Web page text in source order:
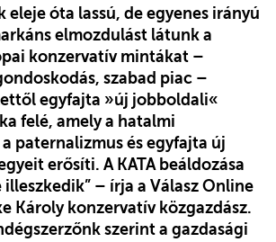
eleje óta lassú, de egyenes irányú
elmozdulást látunk a
konzervatív mintákat –
szabad piac –
egyfajta »új jobboldali«
felé, amely a hatalmi
paternalizmus és egyfajta új
erősíti. A KATA beáldozása
– írja a Válasz Online
Károly konzervatív közgazdász.
szerint a gazdasági